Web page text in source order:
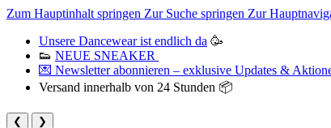
Zum Hauptinhalt springen Zur Suche springen Zur
Unsere Dancewear ist endlich da 🥳
👟 NEUE SNEAKER
💌 Newsletter abonnieren – exklusive Updates &
Versand innerhalb von 24 Stunden 📦
❮
❯